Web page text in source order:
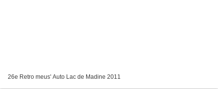
26e Retro meus' Auto Lac de Madine 2011